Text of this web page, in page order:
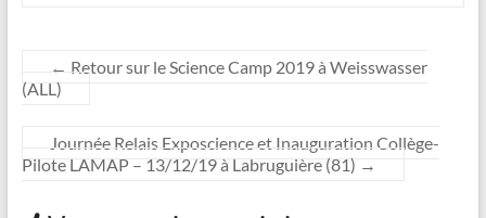
← Retour sur le Science Camp 2019 à Weisswasser
(ALL)
Journée Relais Exposcience et Inauguration Collège-
Pilote LAMAP – 13/12/19 à Labruguière (81) →